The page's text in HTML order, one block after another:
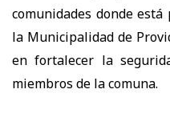
comunidades donde
la Municipalidad de
en fortalecer la
miembros de la comuna.